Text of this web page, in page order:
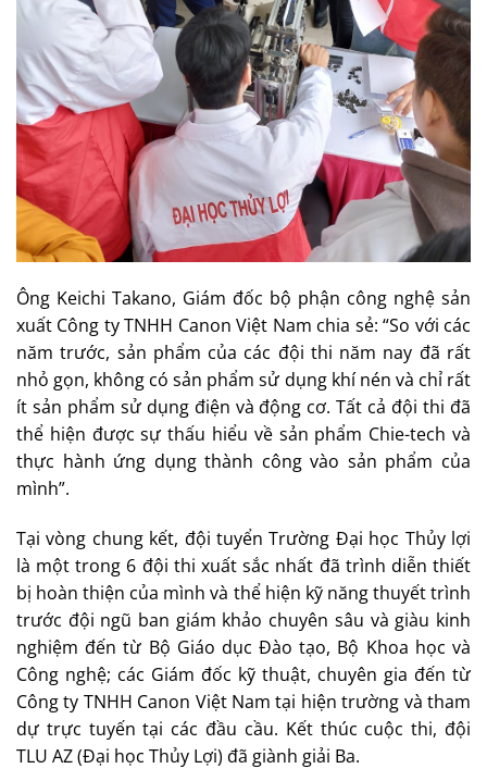
Ông Keichi Takano, Giám đốc bộ phận công nghệ sản
xuất Công ty TNHH Canon Việt Nam chia sẻ: “So với các
năm trước, sản phẩm của các đội thi năm nay đã rất
nhỏ gọn, không có sản phẩm sử dụng khí nén và chỉ rất
ít sản phẩm sử dụng điện và động cơ. Tất cả đội thi đã
thể hiện được sự thấu hiểu về sản phẩm Chie-tech và
thực hành ứng dụng thành công vào sản phẩm của
mình”.
Tại vòng chung kết, đội tuyển Trường Đại học Thủy lợi
là một trong 6 đội thi xuất sắc nhất đã trình diễn thiết
bị hoàn thiện của mình và thể hiện kỹ năng thuyết trình
trước đội ngũ ban giám khảo chuyên sâu và giàu kinh
nghiệm đến từ Bộ Giáo dục Đào tạo, Bộ Khoa học và
Công nghệ; các Giám đốc kỹ thuật, chuyên gia đến từ
Công ty TNHH Canon Việt Nam tại hiện trường và tham
dự trực tuyến tại các đầu cầu. Kết thúc cuộc thi, đội
TLU AZ (Đại học Thủy Lợi) đã giành giải Ba.